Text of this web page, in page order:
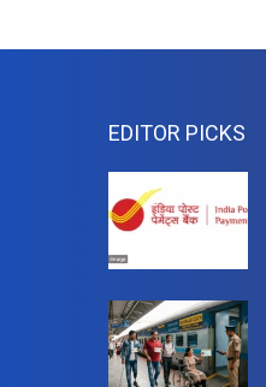
EDITOR PICKS